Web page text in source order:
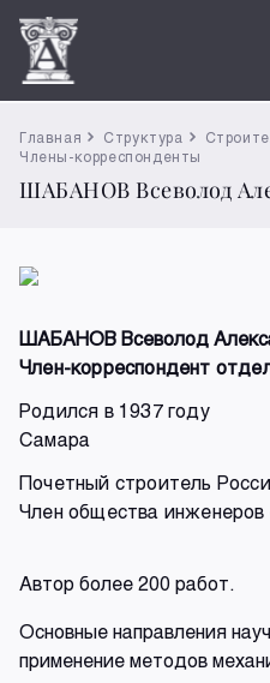
Главная Структура
Члены-корреспонденты
ШАБАНОВ Всеволод
ШАБАНОВ Всеволод
Член-корреспондент
Родился в 1937 году
Самара
Почетный строитель
Член общества инженеров
Автор более 200 работ.
Основные направления
применение методов